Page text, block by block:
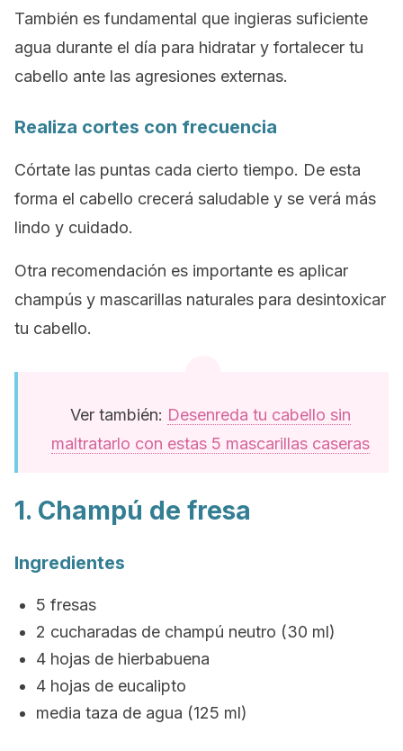
También es fundamental que ingieras suficiente
agua durante el día para hidratar y fortalecer tu
cabello ante las agresiones externas.
Realiza cortes con frecuencia
Córtate las puntas cada cierto tiempo. De esta
forma el cabello crecerá saludable y se verá más
lindo y cuidado.
Otra recomendación es importante es aplicar
champús y mascarillas naturales para desintoxicar
tu cabello.
Ver también: Desenreda tu cabello sin
maltratarlo con estas 5 mascarillas caseras
1. Champú de fresa
Ingredientes
5 fresas
2 cucharadas de champú neutro (30 ml)
4 hojas de hierbabuena
4 hojas de eucalipto
media taza de agua (125 ml)